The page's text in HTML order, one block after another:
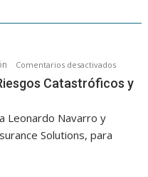
Comentarios desactivadosen
Catastróficos y
Leonardo Navarro y
Solutions, para